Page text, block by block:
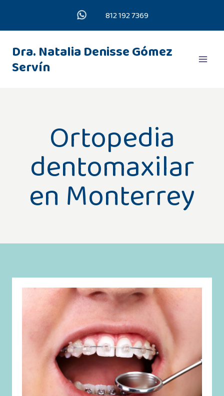
contenido
812 192 7369
Dra. Natalia Denisse Gómez
Servín
Ortopedia
dentomaxilar
en Monterrey